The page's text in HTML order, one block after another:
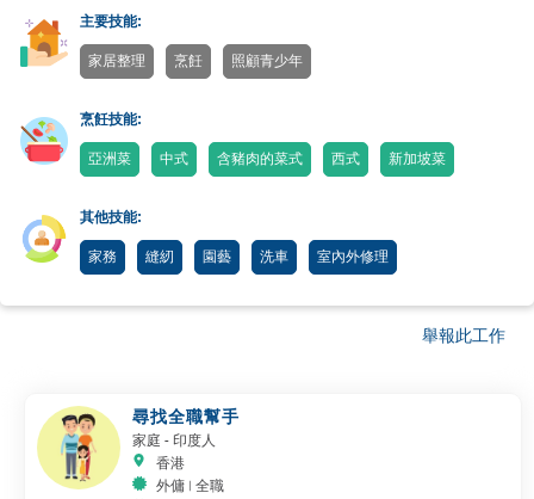
主要技能:
家居整理 烹飪 照顧青少年
烹飪技能:
亞洲菜 中式 含豬肉的菜式 西式 新加坡菜
其他技能:
家務 縫紉 園藝 洗車 室內外修理
舉報此工作
尋找全職幫手
家庭 - 印度人
香港
外傭 | 全職